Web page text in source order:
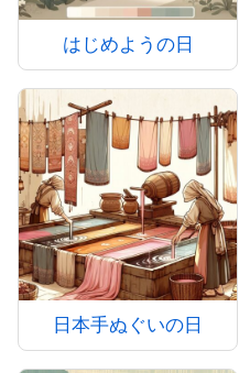
はじめようの日
日本手ぬぐいの日